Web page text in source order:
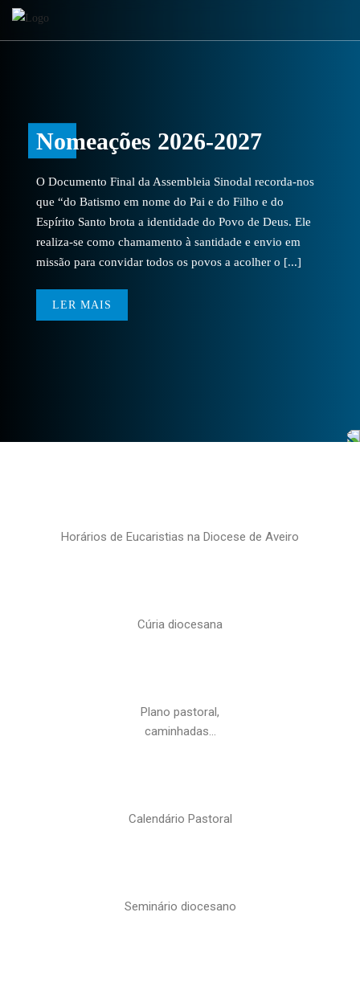
Nomeações 2026-2027
O Documento Final da Assembleia Sinodal recorda-nos
que “do Batismo em nome do Pai e do Filho e do
Espírito Santo brota a identidade do Povo de Deus. Ele
realiza-se como chamamento à santidade e envio em
missão para convidar todos os povos a acolher o [...]
LER MAIS
Horários de Eucaristias na Diocese de Aveiro
Cúria diocesana
Plano pastoral,
caminhadas…
Calendário Pastoral
Seminário diocesano